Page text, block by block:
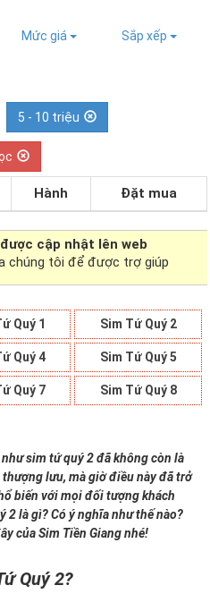
Mức giá Sắp xếp
5 - 10 triệu
Hành Đặt mua
cập nhật lên web
chúng tôi để được trợ giúp
Quý 1 Sim Tứ Quý 2
Quý 4 Sim Tứ Quý 5
Quý 7 Sim Tứ Quý 8
sim tứ quý 2 đã không còn là
lưu, mà giờ điều này đã trở
biến với mọi đối tượng khách
2 là gì? Có ý nghĩa như thế nào?
của Sim Tiền Giang nhé!
Quý 2?